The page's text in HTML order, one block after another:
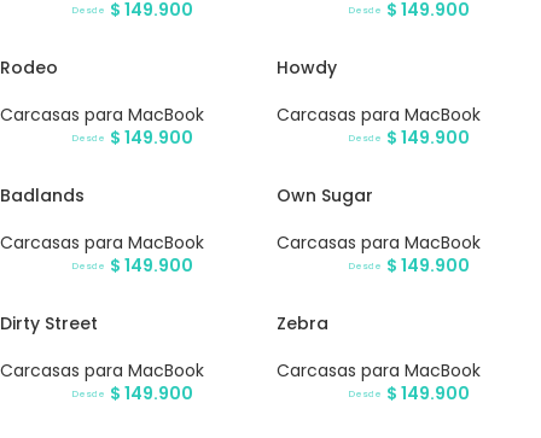
Desde $ 149.900 Desde $ 149.900
Rodeo
Carcasas para MacBook
Desde $ 149.900
Howdy
Carcasas para MacBook
Desde $ 149.900
Badlands
Carcasas para MacBook
Desde $ 149.900
Own Sugar
Carcasas para MacBook
Desde $ 149.900
Dirty Street
Carcasas para MacBook
Desde $ 149.900
Zebra
Carcasas para MacBook
Desde $ 149.900